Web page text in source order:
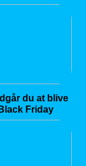
du at blive
Friday